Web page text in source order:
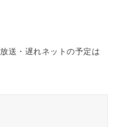
送・遅れネットの予定は